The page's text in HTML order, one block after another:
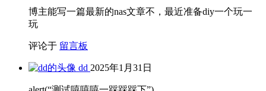
博主能写一篇最新的nas文章不，最近准备diy一个玩一
玩
评论于 留言板
dd 2025年1月31日